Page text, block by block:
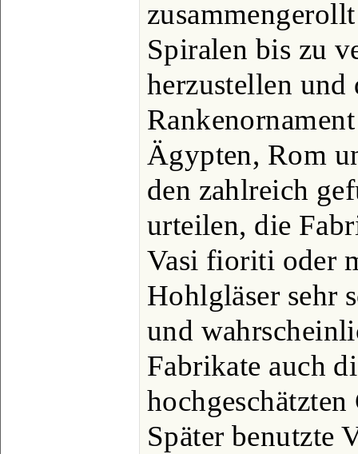
Spiralen bis zu
herzustellen und
Ägypten, Rom
den zahlreich
urteilen, die
Vasi fioriti oder
Hohlgläser sehr
und
Fabrikate auch
hochgeschätzten
Später benutzte